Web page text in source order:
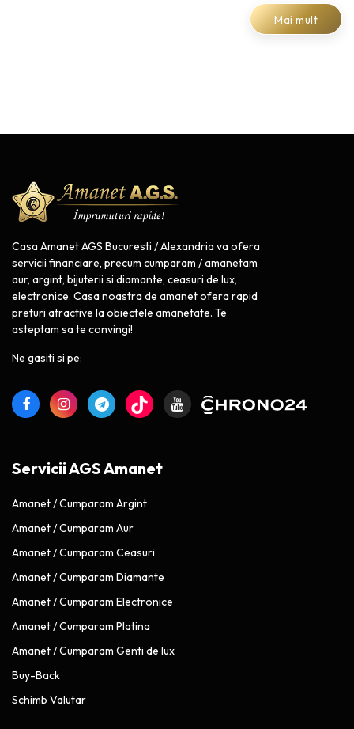
Mai mult
Casa Amanet AGS Bucuresti / Alexandria va ofera
servicii financiare, precum cumparam / amanetam
aur, argint, bijuterii si diamante, ceasuri de lux,
electronice. Casa noastra de amanet ofera rapid
preturi atractive la obiectele amanetate. Te
asteptam sa te convingi!
Ne gasiti si pe:
Servicii AGS Amanet
Amanet / Cumparam Argint
Amanet / Cumparam Aur
Amanet / Cumparam Ceasuri
Amanet / Cumparam Diamante
Amanet / Cumparam Electronice
Amanet / Cumparam Platina
Amanet / Cumparam Genti de lux
Buy-Back
Schimb Valutar